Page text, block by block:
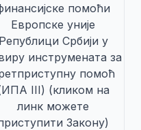
помоћи
Европске уније
Републици Србији у
инструмената за
помоћ
III) (кликом на
линк можете
Закону)